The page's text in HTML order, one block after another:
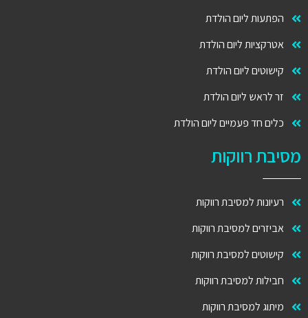
ליום הולדת
ליום הולדת
ליום הולדת
לראש ליום הולדת
חד פעמיים ליום הולדת
רווקות
למסיבת רווקות
למסיבת רווקות
למסיבת רווקות
למסיבת רווקות
למסיבת רווקות